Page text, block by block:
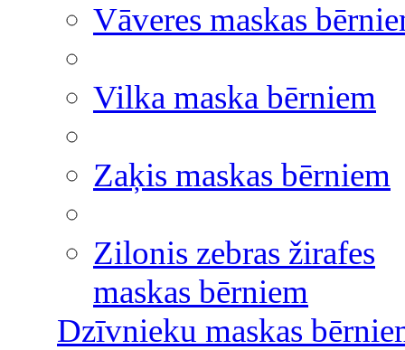
Vāveres maskas
Vilka maska bērniem
Zaķis maskas bērniem
Zilonis zebras žirafes
maskas bērniem
Dzīvnieku maskas